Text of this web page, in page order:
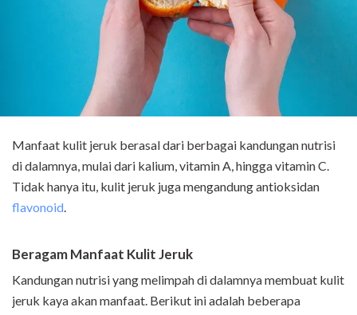
Manfaat kulit jeruk berasal dari berbagai kandungan nutrisi
di dalamnya, mulai dari kalium, vitamin A, hingga vitamin C.
Tidak hanya itu, kulit jeruk juga mengandung antioksidan
flavonoid.
Beragam Manfaat Kulit Jeruk
Kandungan nutrisi yang melimpah di dalamnya membuat kulit
jeruk kaya akan manfaat. Berikut ini adalah beberapa